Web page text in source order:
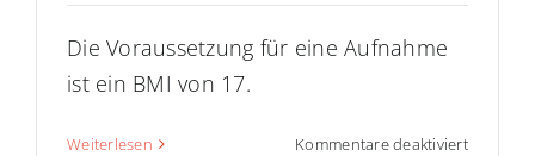
Die Voraussetzung für eine Aufnahme
ist ein BMI von 17.
Weiterlesen Kommentare deaktiviertfür